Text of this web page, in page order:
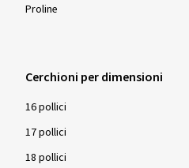
Proline
Cerchioni per dimensioni
16 pollici
17 pollici
18 pollici